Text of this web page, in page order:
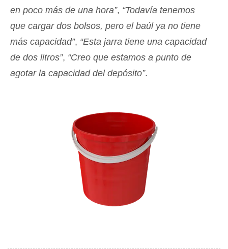
en poco más de una hora”, “Todavía tenemos
que cargar dos bolsos, pero el baúl ya no tiene
más capacidad”, “Esta jarra tiene una capacidad
de dos litros”, “Creo que estamos a punto de
agotar la capacidad del depósito”.